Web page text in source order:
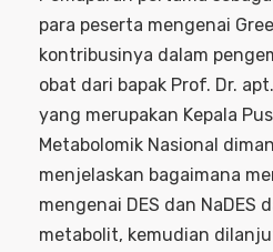
para peserta mengenai
kontribusinya dalam
obat dari bapak Prof. Dr.
yang merupakan Kepala
Metabolomik Nasional
menjelaskan bagaimana
mengenai DES dan NaDES
metabolit, kemudian